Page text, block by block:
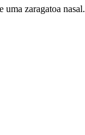
zaragatoa nasal.